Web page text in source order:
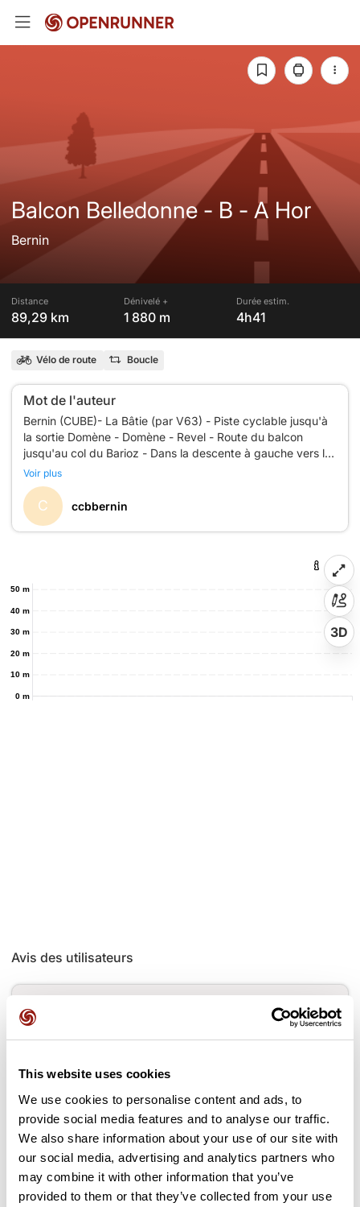
This website uses cookies
We use cookies to personalise content and ads, to
provide social media features and to analyse our traffic.
We also share information about your use of our site with
our social media, advertising and analytics partners who
may combine it with other information that you’ve
provided to them or that they’ve collected from your use
Balcon Belledonne - B - A Hor
Bernin
Distance
89,29 km
Dénivelé +
1 880 m
Durée estim.
4h41
Vélo de route Boucle
Mot de l'auteur
Bernin (CUBE)- La Bâtie (par V63) - Piste cyclable jusqu'à
la sortie Domène - Domène - Revel - Route du balcon
jusqu'au col du Barioz - Dans la descente à gauche vers le
Charpieux - Dir Goncelin - à droite D78 vers le Cheylas -
Voir plus
C ccbbernin
0 m
10 m
20 m
30 m
40 m
50 m
3D
Avis des utilisateurs
Soyez le premier à ajouter un avis !
Ajouter un avis
Cols le long du parcours
38 km Col des Mouilles 1 021 m